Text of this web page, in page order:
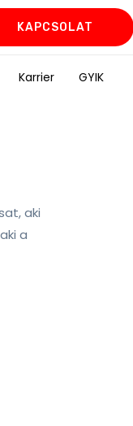
KAPCSOLAT
Karrier GYIK
aki
a